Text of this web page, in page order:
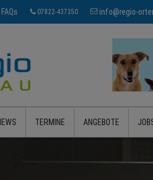
FAQs 07822-437350 info@regio-
TERMINE ANGEBOTE